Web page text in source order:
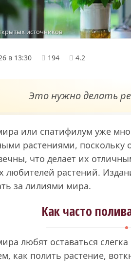
источников
в 13:30 194 4.2
Это нужно делать
или спатифилум уже
растениями, поскольку
что делает их
любителей растений.
за лилиями мира.
Как часто
любят оставаться
как полить растение,